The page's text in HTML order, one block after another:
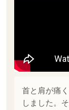
首と肩が痛
しました。